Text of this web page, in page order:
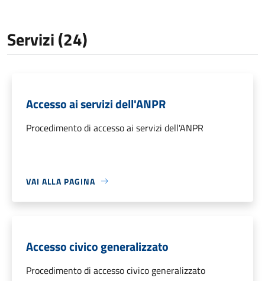
Servizi (24)
Accesso ai servizi dell'ANPR
Procedimento di accesso ai servizi dell'ANPR
VAI ALLA PAGINA
Accesso civico generalizzato
Procedimento di accesso civico generalizzato